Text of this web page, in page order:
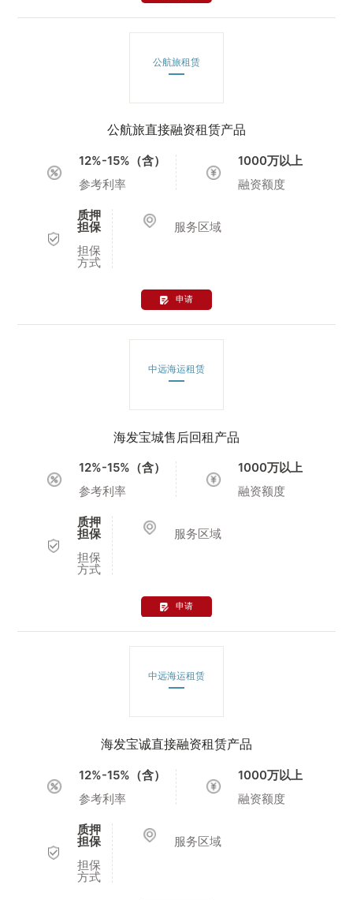
公航旅租赁
公航旅直接融资租赁产品
12%-15%（含）
参考利率
1000万以上
融资额度
质押
担保
担保
方式
服务区域
申请
中远海运租赁
海发宝城售后回租产品
12%-15%（含）
参考利率
1000万以上
融资额度
质押
担保
担保
方式
服务区域
申请
中远海运租赁
海发宝诚直接融资租赁产品
12%-15%（含）
参考利率
1000万以上
融资额度
质押
担保
担保
方式
服务区域